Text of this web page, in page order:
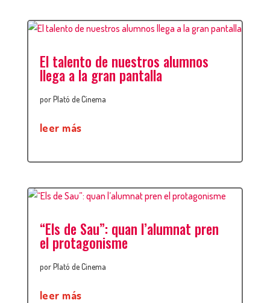
El talento de nuestros alumnos
llega a la gran pantalla
porPlató de Cinema
leer más
“Els de Sau”: quan l’alumnat pren
el protagonisme
porPlató de Cinema
leer más